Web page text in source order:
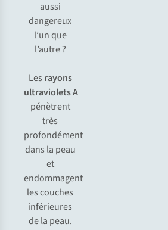
aussi
dangereux
l’un que
l’autre ?
Les rayons
ultraviolets A
pénètrent
très
profondément
dans la peau
et
endommagent
les couches
inférieures
de la peau.